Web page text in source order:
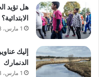
هل تؤيد
الابتدائية؟
1 مارس، 2023
الدنمارك
1 مارس، 2023